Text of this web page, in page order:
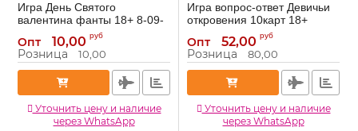
Игра День Святого
валентина фанты 18+ 8-09-
14002-РАСПРОДАЖА
Артикул: 8-09-14002-
РАСПРОДАЖА
Опт 10,00 руб
Розница 10,00
Уточнить цену и наличие
через WhatsApp
Игра вопрос-ответ Девичьи
откровения 10карт 18+
Артикул: 701018
Опт 52,00 руб
Розница 80,00
Уточнить цену и наличие
через WhatsApp